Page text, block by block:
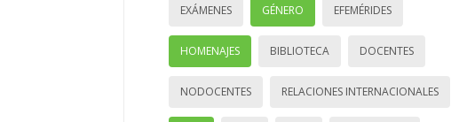
EXÁMENES GÉNERO EFEMÉRIDES
HOMENAJES BIBLIOTECA DOCENTES
NODOCENTES RELACIONES INTERNACIONALES